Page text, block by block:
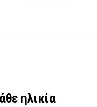
ηλικία